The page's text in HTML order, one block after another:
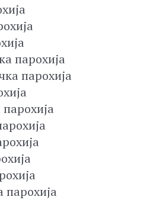
парохија
парохија
парохија